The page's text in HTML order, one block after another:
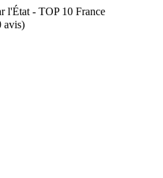
l'État - TOP 10 France
avis)